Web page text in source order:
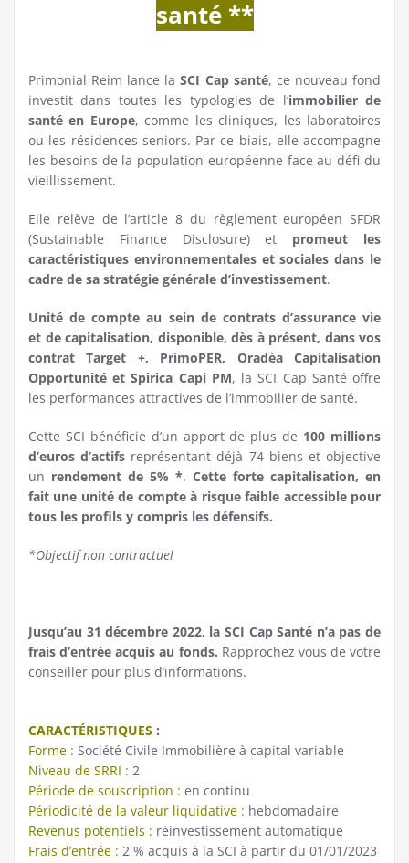
santé **
Primonial Reim lance laSCI Cap santé, ce nouveau fond
investit dans toutes les typologies de l’immobilier de
santé en Europe, comme les cliniques, les laboratoires
ou les résidences seniors. Par ce biais, elle accompagne
les besoins de la population européenne face au défi du
vieillissement.
Elle relève de l’article 8 du règlement européen SFDR
(Sustainable Finance Disclosure) et promeut les
caractéristiques environnementales et sociales dans le
cadre de sa stratégie générale d’investissement.
Unité de compte au sein de contrats d’assurance vie
et de capitalisation, disponible, dès à présent, dans vos
contrat Target +, PrimoPER, Oradéa Capitalisation
Opportunité et Spirica Capi PM, la SCI Cap Santé offre
les performances attractives de l’immobilier de santé.
Cette SCI bénéficie d’un apport de plus de 100 millions
d’euros d’actifs représentant déjà 74 biens et objective
un rendement de 5% *. Cette forte capitalisation, en
fait une unité de compte à risque faible accessible pour
tous les profils y compris les défensifs.
*Objectif non contractuel
Jusqu’au 31 décembre 2022, la SCI Cap Santé n’a pas de
frais d’entrée acquis au fonds. Rapprochez vous de votre
conseiller pour plus d’informations.
CARACTÉRISTIQUES :
Forme : Société Civile Immobilière à capital variable
Niveau de SRRI : 2
Période de souscription : en continu
Périodicité de la valeur liquidative : hebdomadaire
Revenus potentiels : réinvestissement automatique
Frais d’entrée : 2 % acquis à la SCI à partir du 01/01/2023